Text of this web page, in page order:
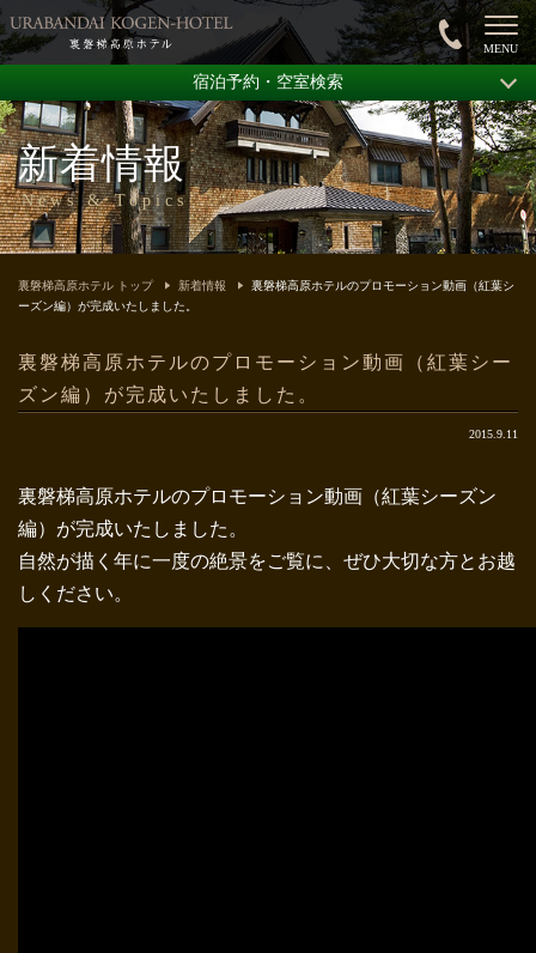
新着情報
News & Topics
宿泊予約・空室検索
裏磐梯高原ホテル トップ 新着情報
裏磐梯高原ホテルのプロモーション動画（紅葉シ
ーズン編）が完成いたしました。
裏磐梯高原ホテルのプロモーション動画（紅葉シー
ズン編）が完成いたしました。
2015.9.11
裏磐梯高原ホテルのプロモーション動画（紅葉シーズン
編）が完成いたしました。
自然が描く年に一度の絶景をご覧に、ぜひ大切な方とお越
しください。